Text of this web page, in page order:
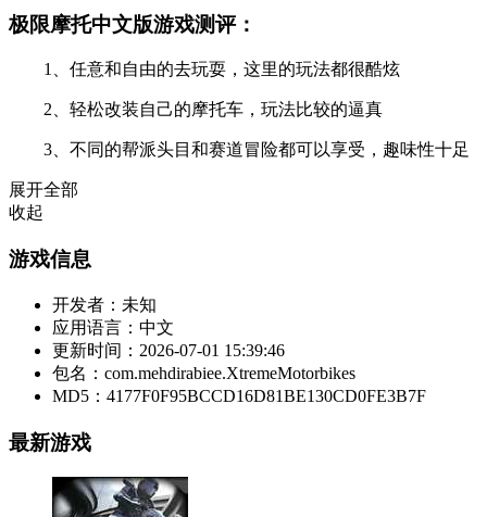
极限摩托中文版游戏测评：
1、任意和自由的去玩耍，这里的玩法都很酷炫
2、轻松改装自己的摩托车，玩法比较的逼真
3、不同的帮派头目和赛道冒险都可以享受，趣味性十足
展开全部
收起
游戏信息
开发者： 未知
应用语言： 中文
更新时间： 2026-07-01 15:39:46
包名： com.mehdirabiee.XtremeMotorbikes
MD5： 4177F0F95BCCD16D81BE130CD0FE3B7F
最新游戏